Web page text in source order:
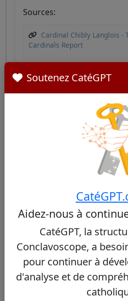
Sources:
Cardinal Chibly Langlois -
Cardinals Report
Cardinaux Similaires
Autres cardinaux de
Aucun cardinal similaire
Autres cardinaux du
Gerhard Ludwig Müller
Soutenez CatéGPT
Aidez-nous à
CatéGPT, la
Conclavoscope, a
pour continuer à
d'analyse et de